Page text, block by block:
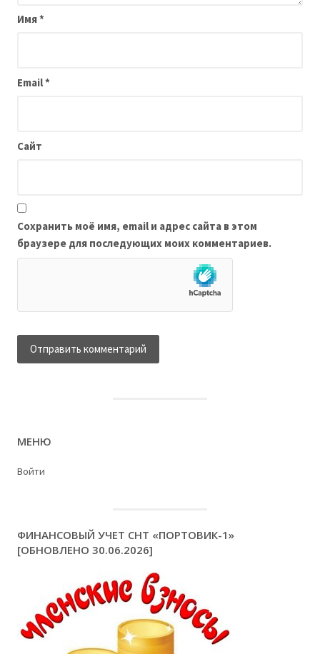
Имя*
Email*
Сайт
Сохранить моё имя, email и адрес сайта в этом
браузере для последующих моих комментариев.
МЕНЮ
Войти
ФИНАНСОВЫЙ УЧЕТ СНТ «ПОРТОВИК-1»
[ОБНОВЛЕНО 30.06.2026]